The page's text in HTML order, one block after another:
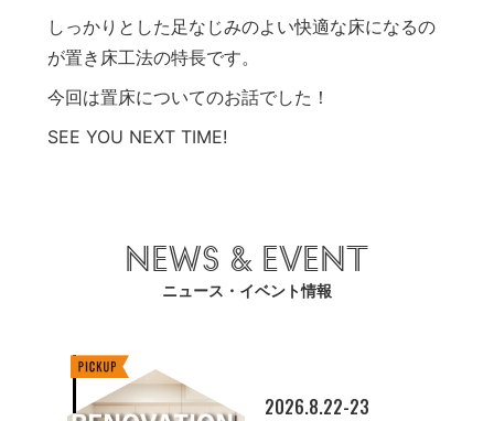
しっかりとした足なじみのよい快適な床になるの
が置き床工法の特長です。
今回は置床についてのお話でした！
SEE YOU NEXT TIME!
NEWS & EVENT
ニュース・イベント情報
2026.8.22-23